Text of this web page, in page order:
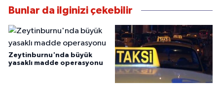
Bunlar da ilginizi çekebilir
Zeytinburnu'nda büyük
yasaklı madde operasyonu